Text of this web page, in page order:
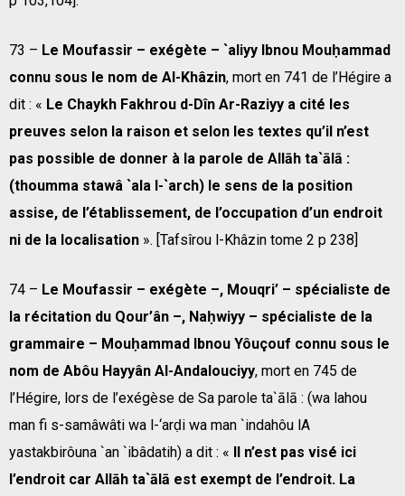
73 – Le Moufassir – exégète – `aliyy Ibnou Mouḥammad
connu sous le nom de Al-Khâzin, mort en 741 de l’Hégire a
dit : « Le Chaykh Fakhrou d-Dîn Ar-Raziyy a cité les
preuves selon la raison et selon les textes qu’il n’est
pas possible de donner à la parole de Allāh ta`ālā :
(thoumma stawâ `ala l-`arch) le sens de la position
assise, de l’établissement, de l’occupation d’un endroit
ni de la localisation ». [Tafsîrou l-Khâzin tome 2 p 238]
74 – Le Moufassir – exégète –, Mouqri’ – spécialiste de
la récitation du Qour’ân –, Naḥwiyy – spécialiste de la
grammaire – Mouḥammad Ibnou Yôuçouf connu sous le
nom de Abôu Hayyân Al-Andalouciyy, mort en 745 de
l’Hégire, lors de l’exégèse de Sa parole ta`ālā : (wa lahou
man fi s-samâwâti wa l-‘arḍi wa man `indahôu lA
yastakbirôuna `an `ibâdatih) a dit : « Il n’est pas visé ici
l’endroit car Allāh ta`ālā est exempt de l’endroit. La